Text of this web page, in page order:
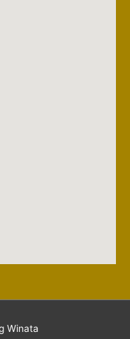
Winata